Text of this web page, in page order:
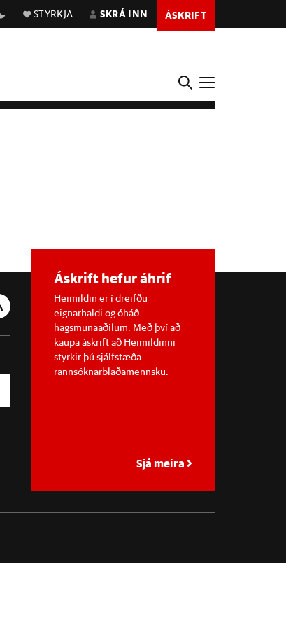
STYRKJA SKRÁ INN ÁSKRIFT
Áskrift hefur áhrif
Heimildin er í dreifðu
eignarhaldi og óháð
hagsmunaaðilum. Með því að
kaupa áskrift að Heimildinni
styrkir þú sjálfstæða
rannsóknarblaðamennsku.
Sjá meira